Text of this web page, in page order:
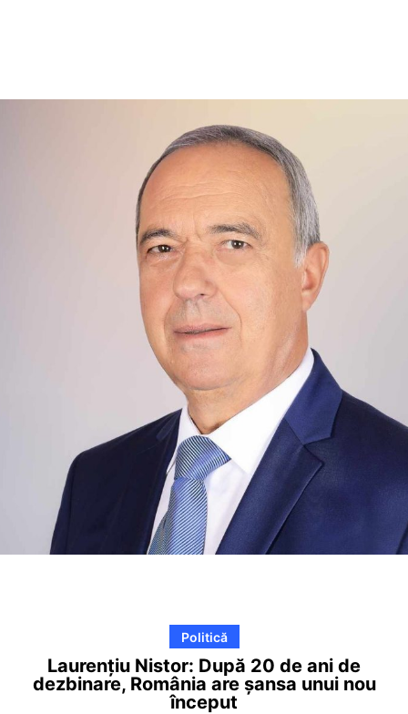
Politică
Laurențiu Nistor: După 20 de ani de
dezbinare, România are șansa unui nou
început